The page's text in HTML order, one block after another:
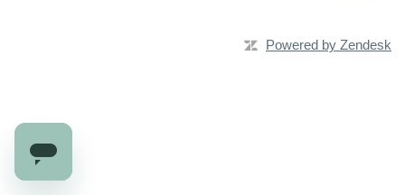
Powered by Zendesk